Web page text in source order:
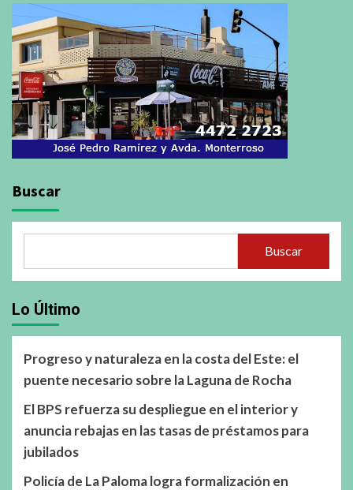
Buscar
Buscar
Lo Último
Progreso y naturaleza en la costa del Este: el
puente necesario sobre la Laguna de Rocha
El BPS refuerza su despliegue en el interior y
anuncia rebajas en las tasas de préstamos para
jubilados
Policía de La Paloma logra formalización en